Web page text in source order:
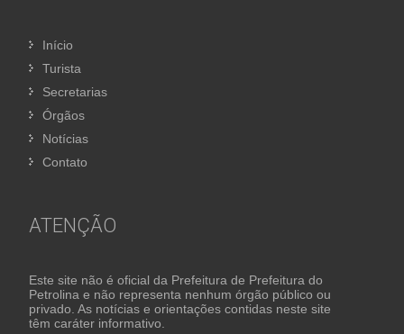
Início
Turista
Secretarias
Órgãos
Notícias
Contato
ATENÇÃO
Este site não é oficial da Prefeitura de Prefeitura do
Petrolina e não representa nenhum órgão público ou
privado. As notícias e orientações contidas neste site
têm caráter informativo.